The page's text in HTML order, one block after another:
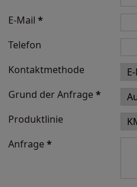
E-Mail *
Telefon
Kontaktmethode
Grund der Anfrage*
Produktlinie
Anfrage*